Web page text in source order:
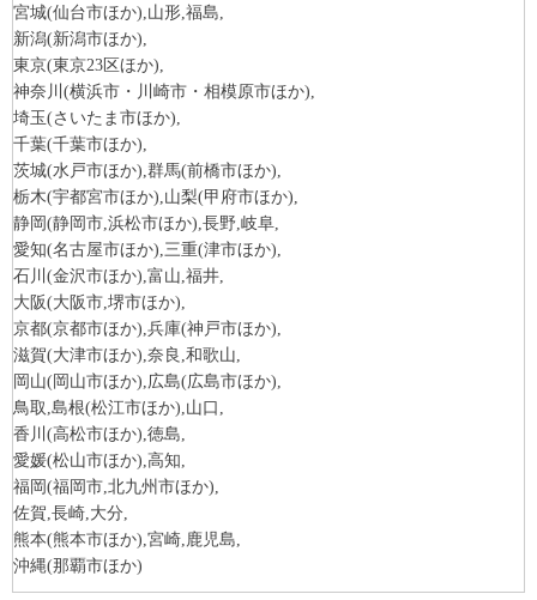
宮城(仙台市ほか),山形,福島,
新潟(新潟市ほか),
東京(東京23区ほか),
神奈川 (横浜市・川崎市・相模原市ほか),
埼玉(さいたま市ほか),
千葉(千葉市ほか),
茨城(水戸市ほか),群馬(前橋市ほか),
栃木(宇都宮市ほか),山梨(甲府市ほか),
静岡 (静岡市,浜松市ほか),長野,岐阜,
愛知(名古屋市ほか),三重(津市ほか),
石川 (金沢市ほか),富山,福井,
大阪(大阪市,堺市ほか),
京都(京都市ほか),兵庫(神戸市ほか),
滋賀(大津市ほか),奈良,和歌山,
岡山(岡山市ほか),広島(広島市ほか),
鳥取,島根(松江市ほか),山口,
香川 (高松市ほか),徳島,
愛媛(松山市ほか),高知,
福岡 (福岡市,北九州市ほか),
佐賀,長崎,大分,
熊本(熊本市ほか),宮崎,鹿児島,
沖縄(那覇市ほか)